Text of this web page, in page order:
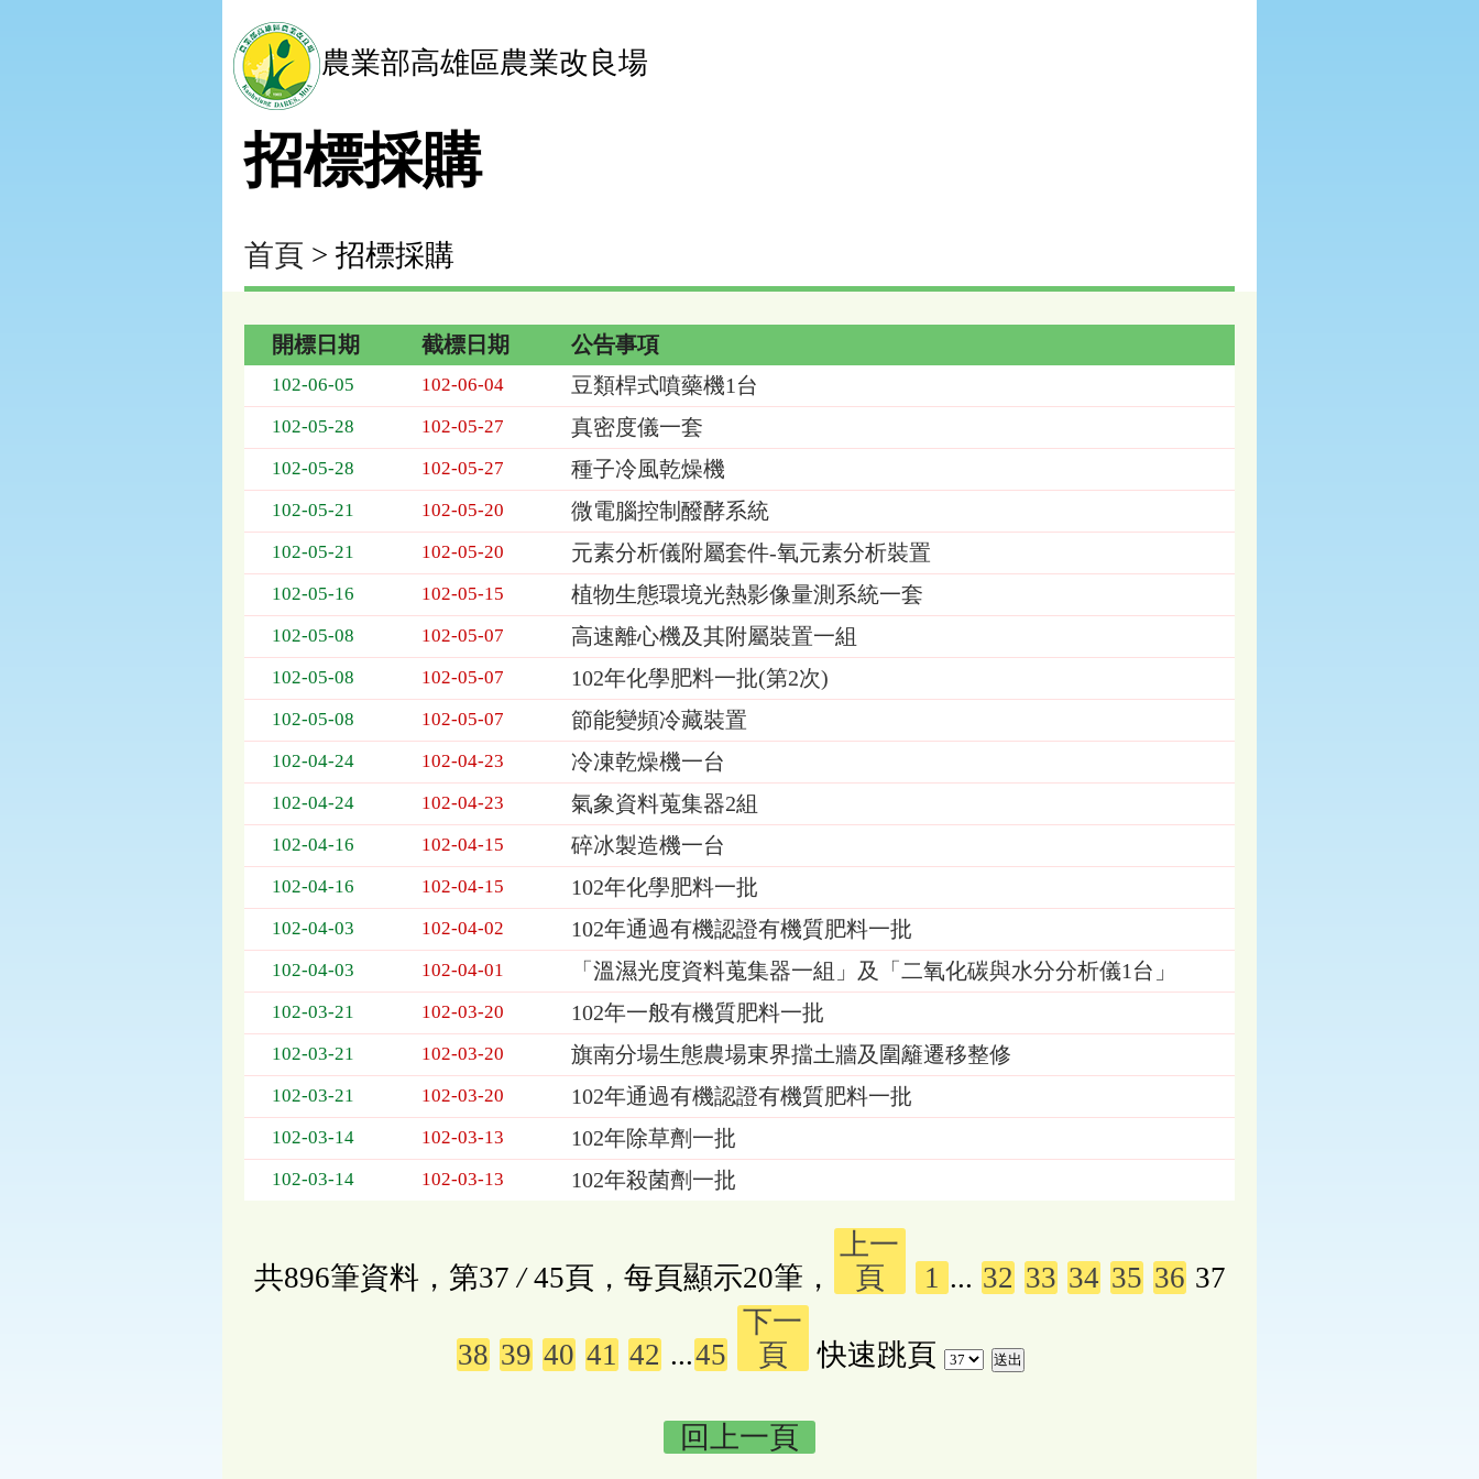
農業部高雄區農業改良場
招標採購
首頁 > 招標採購
購
表，
位
為：
期、
標
開標日期 截標日期 公告事項
102-06-05 102-06-04 豆類桿式噴藥機1台
102-05-28 102-05-27 真密度儀一套
102-05-28 102-05-27 種子冷風乾燥機
102-05-21 102-05-20 微電腦控制醱酵系統
102-05-21 102-05-20 元素分析儀附屬套件-氧元素分析裝置
102-05-16 102-05-15 植物生態環境光熱影像量測系統一套
102-05-08 102-05-07 高速離心機及其附屬裝置一組
102-05-08 102-05-07 102年化學肥料一批(第2次)
102-05-08 102-05-07 節能變頻冷藏裝置
102-04-24 102-04-23 冷凍乾燥機一台
102-04-24 102-04-23 氣象資料蒐集器2組
102-04-16 102-04-15 碎冰製造機一台
102-04-16 102-04-15 102年化學肥料一批
102-04-03 102-04-02 102年通過有機認證有機質肥料一批
102-04-03 102-04-01 「溫濕光度資料蒐集器一組」及「二氧化碳與水分分析儀1台」
102-03-21 102-03-20 102年一般有機質肥料一批
102-03-21 102-03-20 旗南分場生態農場東界擋土牆及圍籬遷移整修
102-03-21 102-03-20 102年通過有機認證有機質肥料一批
102-03-14 102-03-13 102年除草劑一批
102-03-14 102-03-13 102年殺菌劑一批
共896筆資料，第37 /45頁，每頁顯示20筆，
上一
頁
1 ... 32 33 34 35 36 37
38 39 40 41 42 ...45
下一
頁
快速跳頁
回上一頁